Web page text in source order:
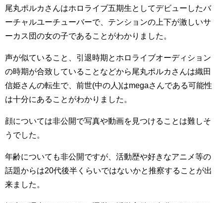
尾丸ポルカさんはホロライブ五期生としてデビューしたバ
ーチャルユーチューバーで、テンションの上下が激しいサ
ーカス団の女の子であることがわかりました。
声が似ていること、引退時期とホロライブオーディション
の時期が合致していることなどから尾丸ポルカさんは織田
信姫さんの転生で、前世(中の人)はmegaさんである可能性
は十分にあることがわかりました。
顔については非公開で写真や動画を見つけることは難しそ
うでした。
年齢についても非公開ですが、活動歴や好きなアニメ等の
話題からは20代後半くらいではないかと推察することが出
来ました。